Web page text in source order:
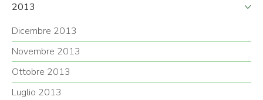
2013
Dicembre 2013
Novembre 2013
Ottobre 2013
Luglio 2013